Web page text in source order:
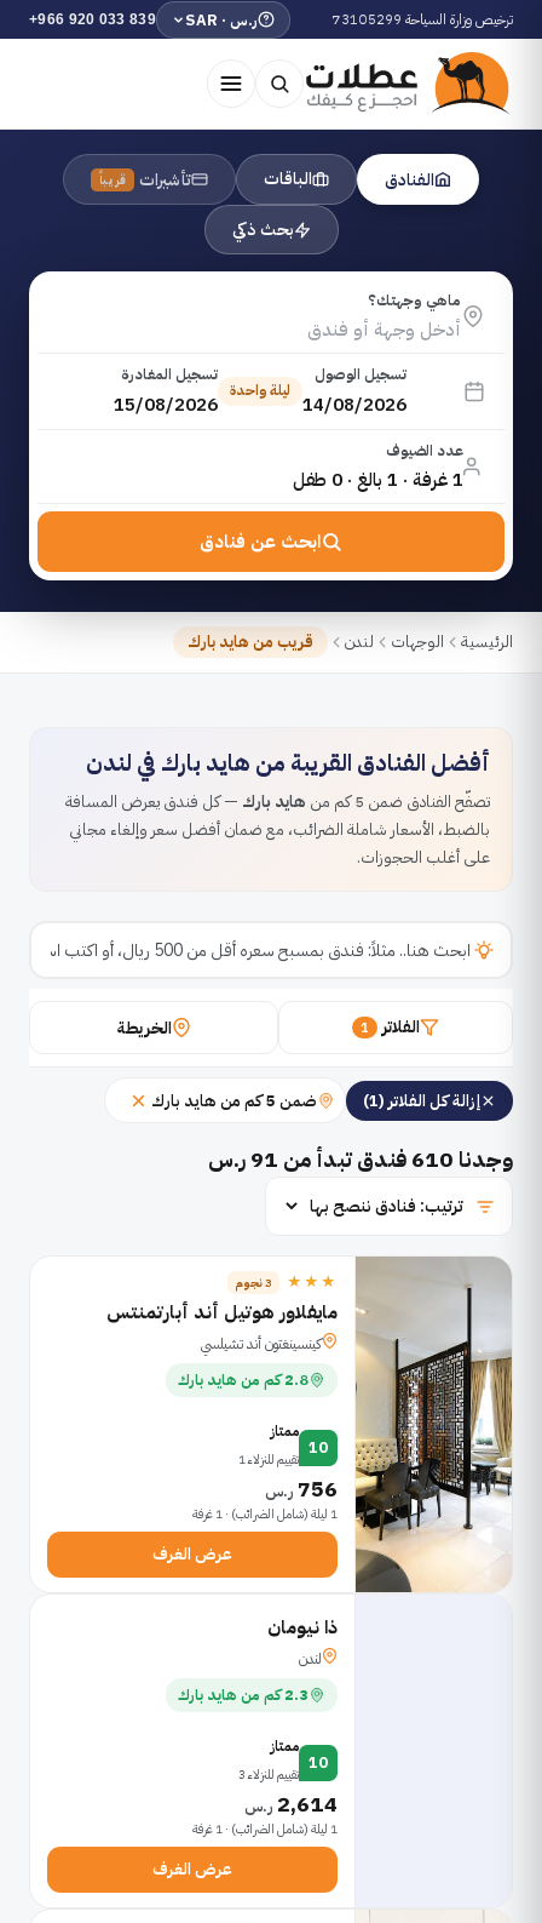
ترخيص وزارة السياحة 73105299 ر.س · SAR +966 920 033 839
الفنادق الباقات تأشيرات قريباً
بحث ذكي
ماهي وجهتك؟
تسجيل الوصول
14/08/2026
ليلة واحدة
تسجيل المغادرة
15/08/2026
عدد الضيوف
1 غرفة · 1 بالغ · 0 طفل
ابحث عن فنادق
الرئيسية الوجهات لندن قريب من هايد بارك
أفضل الفنادق القريبة من هايد بارك في لندن
تصفّح الفنادق ضمن 5 كم من هايد بارك — كل فندق يعرض المسافة
بالضبط، الأسعار شاملة الضرائب، مع ضمان أفضل سعر وإلغاء مجاني
على أغلب الحجوزات.
الفلاتر 1 الخريطة
إزالة كل الفلاتر (1) ضمن 5 كم من هايد بارك
وجدنا 610فندق تبدأ من 91 ر.س
★★★ 3 نجوم
مايفلاور هوتيل أند أبارتمنتس
كينسينغتون أند تشيلسي
2.8 كم من هايد بارك
10
ممتاز
تقييم للنزلاء 1
756 ر.س
1 ليلة (شامل الضرائب) · 1 غرفة
عرض الغرف
ذا نيومان
لندن
2.3 كم من هايد بارك
10
ممتاز
تقييم للنزلاء 3
2,614 ر.س
1 ليلة (شامل الضرائب) · 1 غرفة
عرض الغرف